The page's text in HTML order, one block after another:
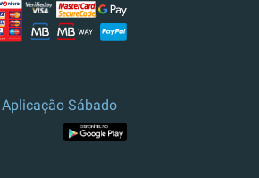
Aplicação Sábado